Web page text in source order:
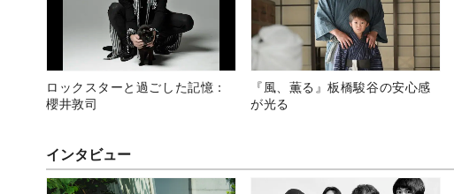
ロックスターと過ごした記憶：
櫻井敦司
『風、薫る』板橋駿谷の安心感
が光る
インタビュー